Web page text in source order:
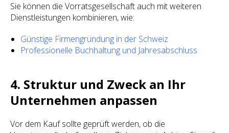
Sie können die Vorratsgesellschaft auch mit weiteren
Dienstleistungen kombinieren, wie:
Günstige Firmengründung in der Schweiz
Professionelle Buchhaltung und Jahresabschluss
4. Struktur und Zweck an Ihr
Unternehmen anpassen
Vor dem Kauf sollte geprüft werden, ob die